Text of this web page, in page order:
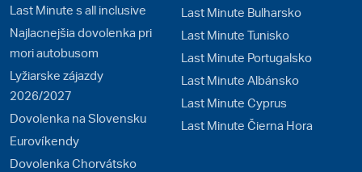
Last Minute s all inclusive
Najlacnejšia dovolenka pri
mori autobusom
Lyžiarske zájazdy
2026/2027
Dovolenka na Slovensku
Eurovíkendy
Dovolenka Chorvátsko
Last Minute Bulharsko
Last Minute Tunisko
Last Minute Portugalsko
Last Minute Albánsko
Last Minute Cyprus
Last Minute Čierna Hora